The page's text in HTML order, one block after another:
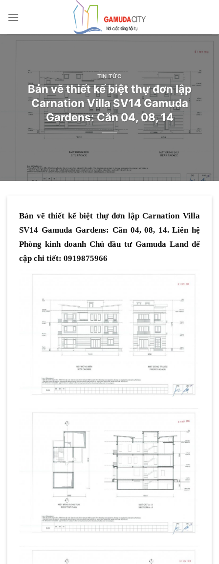
qua
dung
TIN TỨC
Bản vẽ thiết kế biệt thự đơn lập
Carnation Villa SV14 Gamuda
Gardens: Căn 04, 08, 14
Bản vẽ thiết kế biệt thự đơn lập Carnation Villa
SV14 Gamuda Gardens: Căn 04, 08, 14. Liên hệ
Phòng kinh doanh Chủ đầu tư Gamuda Land để
cập chi tiết: 0919875966